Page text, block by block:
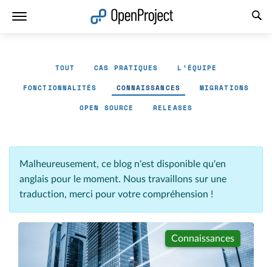
TOUT CAS PRATIQUES L'ÉQUIPE
FONCTIONNALITÉS CONNAISSANCES MIGRATIONS
OPEN SOURCE RELEASES
Malheureusement, ce blog n'est disponible qu'en
anglais pour le moment. Nous travaillons sur une
traduction, merci pour votre compréhension !
Connaissances
Ouvrir le lien dans un nouvel onglet